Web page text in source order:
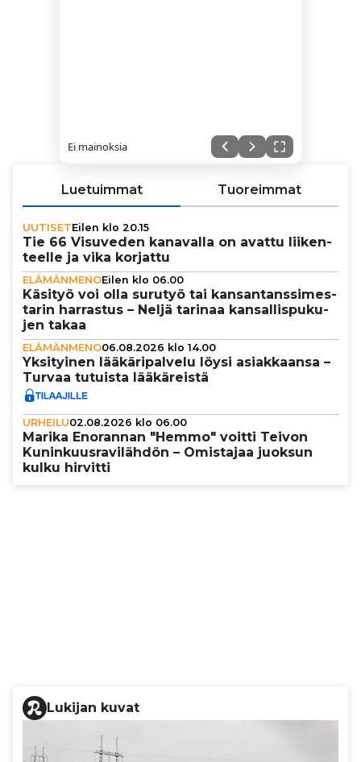
Ei mainoksia
Luetuimmat Tuoreimmat
UUTISETEilen klo 20.15
Tie 66 Visuveden kanavalla on avattu lii­ken­
teelle ja vika korjattu
ELÄMÄNMENOEilen klo 06.00
Käsityö voi olla surutyö tai kan­san­tans­si­mes­
ta­rin harrastus – Neljä tarinaa kan­sal­lis­pu­ku­
jen takaa
ELÄMÄNMENO06.08.2026 klo 14.00
Yksi­tyi­nen lää­kä­ri­pal­velu löysi asi­ak­kaansa –
Turvaa tutuista lää­kä­reistä
URHEILU02.08.2026 klo 06.00
Marika Enorannan "Hemmo" voitti Teivon
Kunin­kuus­ra­vi­läh­dön – Omistajaa juoksun
kulku hirvitti
Lukijan kuvat